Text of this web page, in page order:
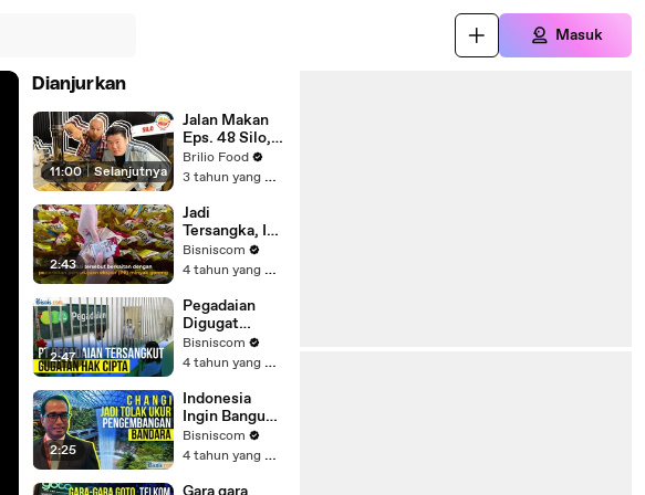
Masuk
Dianjurkan
11:00 | Selanjutnya
Jalan Makan
Eps. 48 Silo,
Makan Steak
Lumer Di
Resto
Bernuansa
Jepang
Brilio Food
3 tahun yang lalu
2:43
Jadi
Tersangka, Ini
Peran Lin Che
Wei dalam
Minyak
Goreng
Bisniscom
4 tahun yang lalu
2:47
Pegadaian
Digugat
Rp322 Miliar
Terkait
Emas
Bisniscom
4 tahun yang lalu
2:25
Indonesia
Ingin Bangun
Bandara
Setara Changi
Berapa
Bisniscom
4 tahun yang lalu